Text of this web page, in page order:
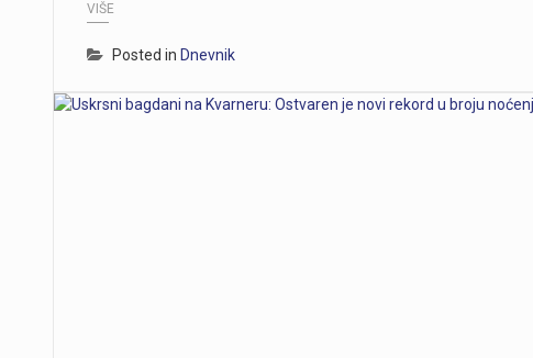
VIŠE
Posted in Dnevnik